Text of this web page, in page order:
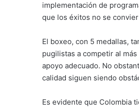
implementación de
que los éxitos no se
El boxeo, con 5 medallas,
pugilistas a competir al
apoyo adecuado. No
calidad siguen siendo
Es evidente que Colombia